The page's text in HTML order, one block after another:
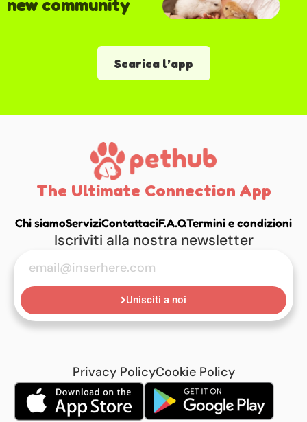
new community
Scarica l’app
The Ultimate Connection App
Chi siamoServiziContattaciF.A.QTermini e condizioni
Iscriviti alla nostra newsletter
Unisciti a noi
Privacy PolicyCookie Policy